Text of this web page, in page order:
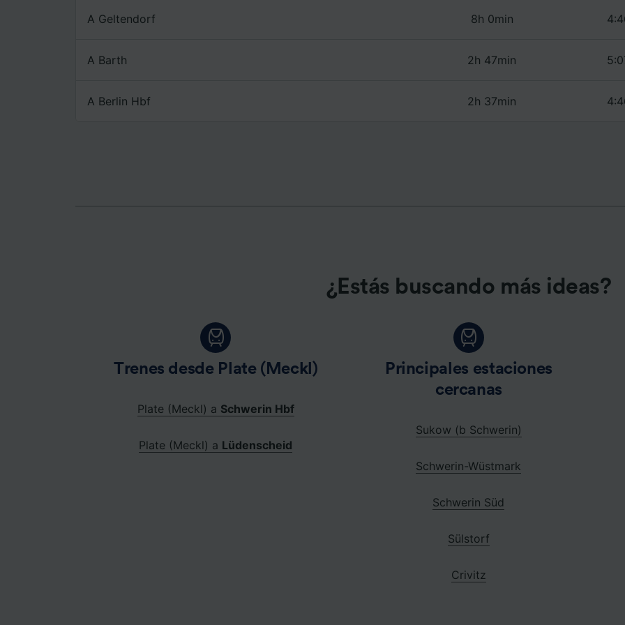
A Geltendorf 8h 0min
A Barth 2h 47min
A Berlin Hbf 2h 37min
¿Estás buscando más ideas?
Trenes desde Plate (Meckl)
Plate (Meckl) a Schwerin Hbf
Plate (Meckl) a Lüdenscheid
Principales estaciones
cercanas
Sukow (b Schwerin)
Schwerin-Wüstmark
Schwerin Süd
Sülstorf
Crivitz